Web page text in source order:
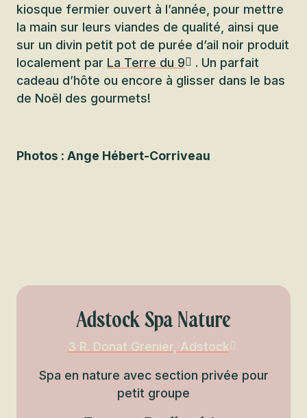
kiosque fermier ouvert à l’année, pour mettre
la main sur leurs viandes de qualité, ainsi que
sur un divin petit pot de purée d’ail noir produit
localement par La Terre du 9
. Un parfait
cadeau d’hôte ou encore à glisser dans le bas
de Noël des gourmets!
Photos : Ange Hébert-Corriveau
Adstock Spa Nature
3 R. Donat Grenier, Adstock
Spa en nature avec section privée pour
petit groupe